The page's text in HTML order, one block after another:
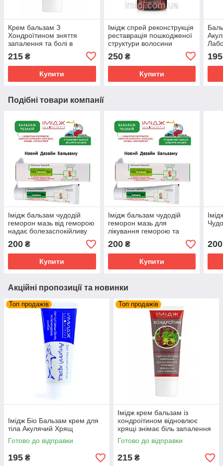
Крем бальзам З
Хондроїтином зняття
запалення та болі в
суглобах, м'язах і хребті
Імідж Лабораторія
215 ₴
Купити
Імідж спрей реконструкція
реставрація пошкодженої
структури волосини
250₴
Купити
195
Подібні товари компанії
Імідж бальзам чудодій
геморон мазь від геморою
надає болезаспокійливу
дію при лікуванні геморою
200 ₴
Купити
Імідж бальзам чудодій
геморон мазь для
лікування геморою та
догляду за областю
заднього проходу та
промежиною
200₴
Купити
200
Акційні пропозиції та новинки
Топ продажів
Імідж Біо Бальзам крем для
тіла Акулячий Хрящ
Готово до відправки
195 ₴
Топ продажів
Імідж крем бальзам із
хондроітином відновлює
хрящі знімає біль запалення
суглобів та м'язів
Готово до відправки
215 ₴